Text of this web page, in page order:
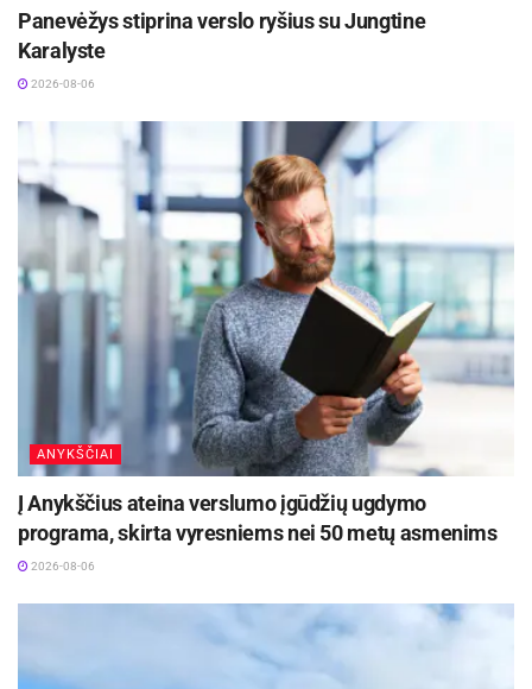
Panevėžys stiprina verslo ryšius su Jungtine
Karalyste
2026-08-06
ANYKŠČIAI
Į Anykščius ateina verslumo įgūdžių ugdymo
programa, skirta vyresniems nei 50 metų asmenims
2026-08-06